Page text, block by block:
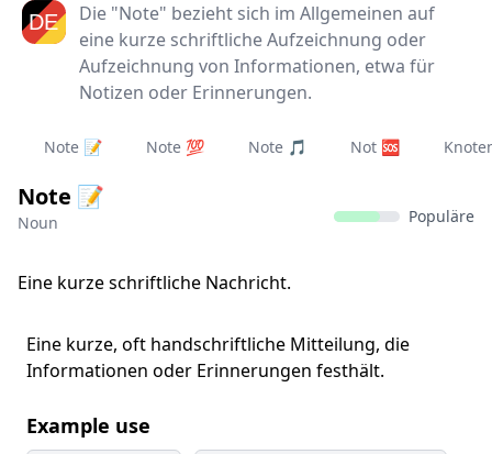
Die "Note" bezieht sich im Allgemeinen auf
eine kurze schriftliche Aufzeichnung oder
Aufzeichnung von Informationen, etwa für
Notizen oder Erinnerungen.
Note 📝 Note 💯 Note 🎵 Not 🆘
Note 📝
Noun Populäre
Eine kurze schriftliche Nachricht.
Eine kurze, oft handschriftliche Mitteilung, die
Informationen oder Erinnerungen festhält.
Example use